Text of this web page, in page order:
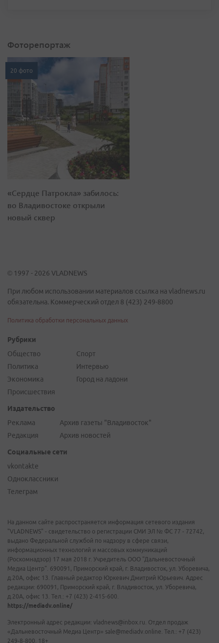
Фоторепортаж
20 фото
«Сердце Патрокла» забилось:
во Владивостоке открыли
новый сквер
© 1997 - 2026 VLADNEWS
При любом использовании материалов ссылка на vladnews.ru
обязательна. Коммерческий отдел 8 (423) 249-8800
Политика обработки персональных данных
Рубрики
Общество
Политика
Экономика
Происшествия
Спорт
Интервью
Город на ладони
Издательство
Реклама
Редакция
Архив газеты "Владивосток"
Архив новостей
Социальные сети
vkontakte
Одноклассники
Телеграм
На данном сайте распространяется информация сетевого издания
"VLADNEWS" - свидетельство о регистрации СМИ ЭЛ № ФС 77 - 72742,
выдано Федеральной службой по надзору в сфере связи,
информационных технологий и массовых коммуникаций
(Роскомнадзор) 17 мая 2018 г. Учредитель ООО "Дальневосточный
Медиа Центр". 690091, Приморский край, г. Владивосток, ул. Уборевича,
д.20А, офис 13. Главный редактор Юркевич Дмитрий Юрьевич. Адрес
редакции: 690091, Приморский край, г. Владивосток, ул. Уборевича,
д.20А, офис 13. Тел.: +7 (423) 2-415-600.
https://mediadv.online/
Электронный адрес редакции: vladnews@inbox.ru. Отдел продаж
«Дальневосточный Медиа Центр» sale@mediadv.online. Тел.: +7 (423)
249-8-800. 18+